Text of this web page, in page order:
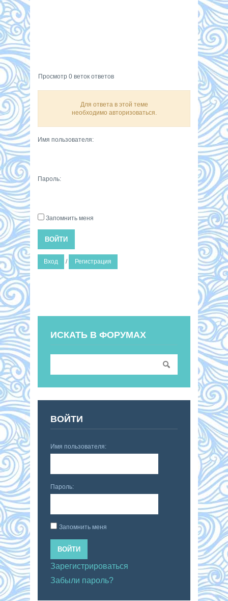
Просмотр 0 веток ответов
Для ответа в этой теме
необходимо авторизоваться.
Имя пользователя:
Пароль:
Запомнить меня
ВОЙТИ
Вход / Регистрация
ИСКАТЬ В ФОРУМАХ
ВОЙТИ
Имя пользователя:
Пароль:
Запомнить меня
ВОЙТИ
Зарегистрироваться
Забыли пароль?